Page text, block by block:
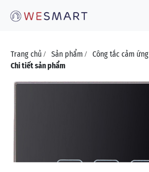
Trang chủ / Sản phẩm / Công tắc cảm ứng
Chi tiết sản phẩm